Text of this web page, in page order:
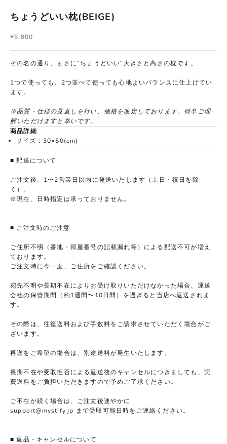
ちょうどいい枕(BEIGE)
セール価格
¥5,800
その名の通り、まさに“ちょうどいい”大きさと高さの枕です。
1つで使っても、2つ並べて使っても心地よいバランスに仕上げてい
ます。
※品質・仕様の見直しを行い、価格を改定しております。何卒ご理
解いただけますと幸いです。
商品詳細
サイズ：30×50(cm)
■ 配送について
ご注文後、1〜2営業日以内に発送いたします（土日・祝日を除
く）。
※現在、日時指定は承っておりません。
■ ご注文時のご注意
ご住所不明（番地・部屋番号の記載漏れ等）による配送不可が増え
ております。
ご注文時に今一度、ご住所をご確認ください。
宛先不明や長期不在によりお受け取りいただけなかった場合、運送
会社の保管期間（約1週間〜10日間）を過ぎると当店へ返送されま
す。
その際は、往復送料および手数料をご請求させていただく場合がご
ざいます。
再送をご希望の場合は、別途送料が発生いたします。
長期不在や受取拒否による返送後のキャンセルにつきましても、実
費送料をご負担いただきますので予めご了承ください。
ご不在が続く場合は、ご注文後速やかに
support@mystify.jp まで受取可能日時をご連絡ください。
■ 返品・キャンセルについて